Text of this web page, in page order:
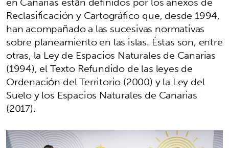
Reclasificación y Cartográfico que, desde 1994,
han acompañado a las sucesivas normativas
sobre planeamiento en las islas. Éstas son, entre
otras, la Ley de Espacios Naturales de Canarias
(1994), el Texto Refundido de las leyes de
Ordenación del Territorio (2000) y la Ley del
Suelo y los Espacios Naturales de Canarias
(2017).